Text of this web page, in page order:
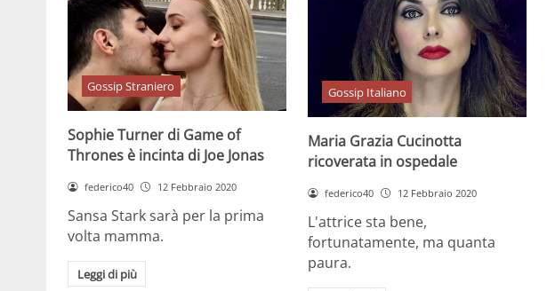
Gossip Straniero
Sophie Turner di Game of
Thrones è incinta di Joe Jonas
federico40 12 Febbraio 2020
Sansa Stark sarà per la prima
volta mamma.
Leggi di più
Gossip Italiano
Maria Grazia Cucinotta
ricoverata in ospedale
federico40 12 Febbraio 2020
L'attrice sta bene,
fortunatamente, ma quanta
paura.